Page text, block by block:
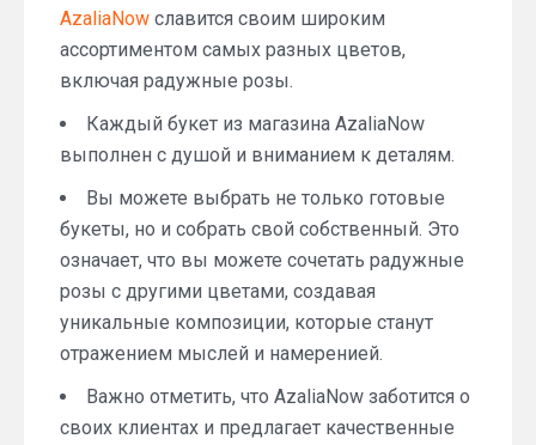
AzaliaNow славится своим широким
ассортиментом самых разных цветов,
включая радужные розы.
Каждый букет из магазина AzaliaNow
выполнен с душой и вниманием к деталям.
Вы можете выбрать не только готовые
букеты, но и собрать свой собственный. Это
означает, что вы можете сочетать радужные
розы с другими цветами, создавая
уникальные композиции, которые станут
отражением мыслей и намеренией.
Важно отметить, что AzaliaNow заботится о
своих клиентах и предлагает качественные